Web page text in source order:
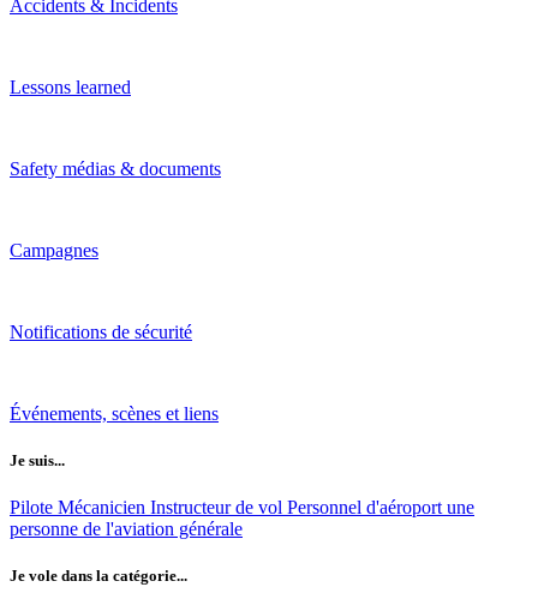
Accidents & Incidents
Lessons learned
Safety médias & documents
Campagnes
Notifications de sécurité
Événements, scènes et liens
Je suis...
Pilote Mécanicien Instructeur de vol Personnel d'aéroport une
personne de l'aviation générale
Je vole dans la catégorie...